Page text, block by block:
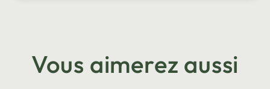
Vous aimerez aussi